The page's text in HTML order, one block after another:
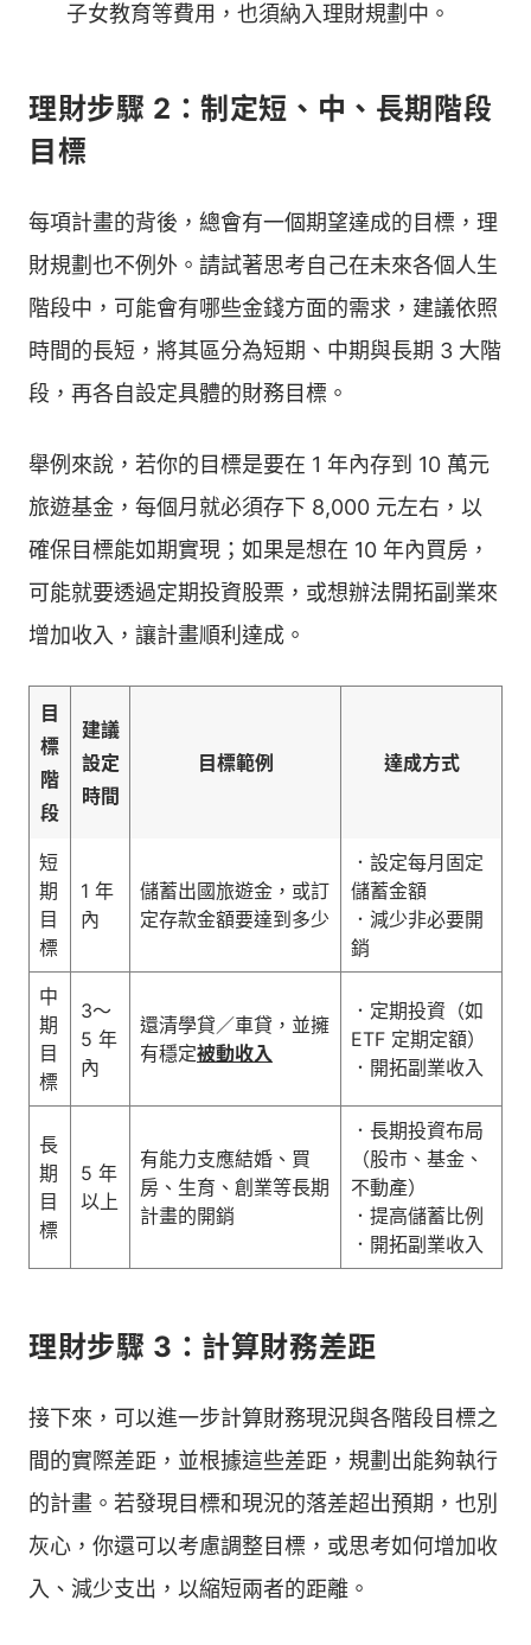
子女教育等費用，也須納入理財規劃中。
理財步驟 2：制定短、中、長期階段
目標
每項計畫的背後，總會有一個期望達成的目標，理
財規劃也不例外。請試著思考自己在未來各個人生
階段中，可能會有哪些金錢方面的需求，建議依照
時間的長短，將其區分為短期、中期與長期 3 大階
段，再各自設定具體的財務目標。
舉例來說，若你的目標是要在 1 年內存到 10 萬元
旅遊基金，每個月就必須存下 8,000 元左右，以
確保目標能如期實現；如果是想在 10 年內買房，
可能就要透過定期投資股票，或想辦法開拓副業來
增加收入，讓計畫順利達成。
目
標
階
段
建議
設定
時間
目標範例 達成方式
短
期
目
標
1 年
內
儲蓄出國旅遊金，或訂
定存款金額要達到多少
．設定每月固定
儲蓄金額
．減少非必要開
銷
中
期
目
標
3～
5 年
內
還清學貸／車貸，並擁
有穩定被動收入
．定期投資（如
ETF 定期定額）
．開拓副業收入
長
期
目
標
5 年
以上
有能力支應結婚、買
房、生育、創業等長期
計畫的開銷
．長期投資布局
（股市、基金、
不動產）
．提高儲蓄比例
．開拓副業收入
理財步驟 3：計算財務差距
接下來，可以進一步計算財務現況與各階段目標之
間的實際差距，並根據這些差距，規劃出能夠執行
的計畫。若發現目標和現況的落差超出預期，也別
灰心，你還可以考慮調整目標，或思考如何增加收
入、減少支出，以縮短兩者的距離。